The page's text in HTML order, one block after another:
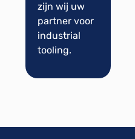
zijn wij uw
partner voor
industrial
tooling.